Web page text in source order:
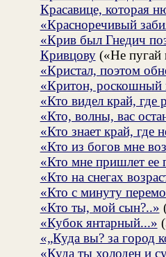
Красавице, которая
«Красноречивый
«Крив был Гнедич
Кривцову(«Не пугай
«Кристал, поэтом
«Критон, роскошный
«Кто видел край,
«Кто, волны, вас
«Кто знает край, где
«Кто из богов мне
«Кто мне пришлет ее
«Кто на снегах
«Кто с минуту
«Кто ты, мой сын?..»
«Кубок янтарный...»
«„Куда вы? за город
«Куда ты холоден и